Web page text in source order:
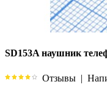
SD153A наушник
Отзывы |